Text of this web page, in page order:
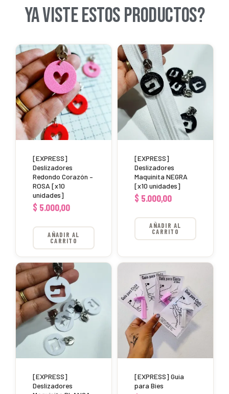
YA VISTE ESTOS PRODUCTOS?
[EXPRESS]
Deslizadores
Redondo Corazón –
ROSA [x10
unidades]
$ 5.000,00
AÑADIR AL
CARRITO
[EXPRESS]
Deslizadores
Maquinita NEGRA
[x10 unidades]
$ 5.000,00
AÑADIR AL
CARRITO
[EXPRESS]
Deslizadores
[EXPRESS] Guia
para Bies